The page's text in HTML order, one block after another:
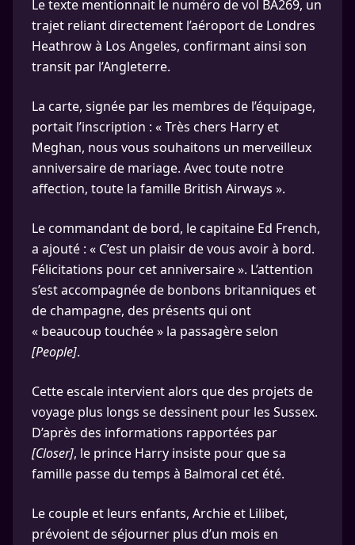
Le texte mentionnait le numéro de vol BA269, un
trajet reliant directement l’aéroport de Londres
Heathrow à Los Angeles, confirmant ainsi son
transit par l’Angleterre.
La carte, signée par les membres de l’équipage,
portait l’inscription : « Très chers Harry et
Meghan, nous vous souhaitons un merveilleux
anniversaire de mariage. Avec toute notre
affection, toute la famille British Airways ».
Le commandant de bord, le capitaine Ed French,
a ajouté : « C’est un plaisir de vous avoir à bord.
Félicitations pour cet anniversaire ». L’attention
s’est accompagnée de bonbons britanniques et
de champagne, des présents qui ont
« beaucoup touchée » la passagère selon
[People].
Cette escale intervient alors que des projets de
voyage plus longs se dessinent pour les Sussex.
D’après des informations rapportées par
[Closer], le prince Harry insiste pour que sa
famille passe du temps à Balmoral cet été.
Le couple et leurs enfants, Archie et Lilibet,
prévoient de séjourner plus d’un mois en